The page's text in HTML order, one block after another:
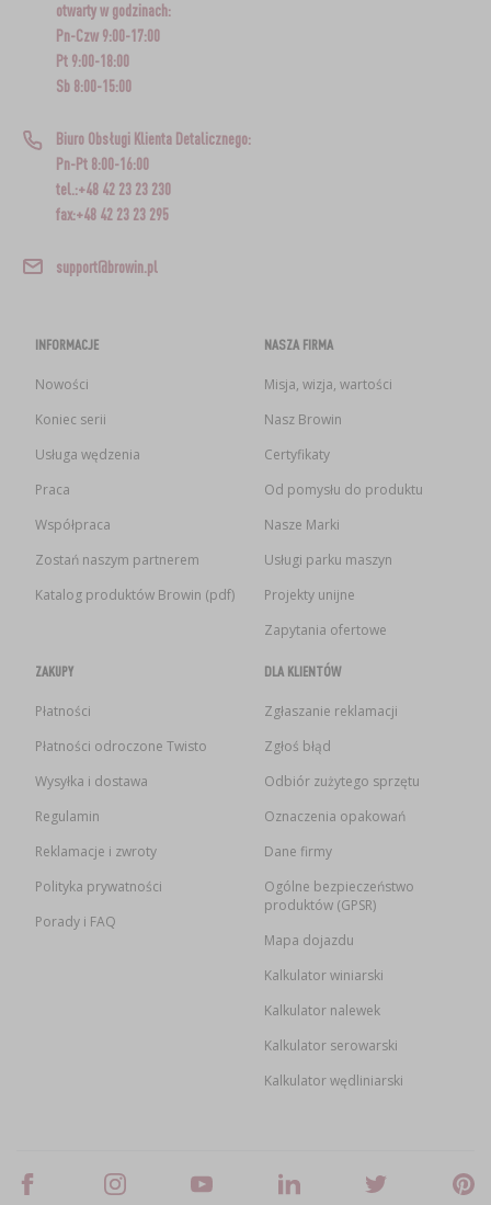
otwarty w godzinach:
Pn-Czw 9:00-17:00
Pt 9:00-18:00
Sb 8:00-15:00
Biuro Obsługi Klienta Detalicznego:
Pn-Pt 8:00-16:00
tel.:+48 42 23 23 230
fax:+48 42 23 23 295
support@browin.pl
INFORMACJE
Nowości
Koniec serii
Usługa wędzenia
Praca
Współpraca
Zostań naszym partnerem
Katalog produktów Browin (pdf)
NASZA FIRMA
Misja, wizja, wartości
Nasz Browin
Certyfikaty
Od pomysłu do produktu
Nasze Marki
Usługi parku maszyn
Projekty unijne
Zapytania ofertowe
ZAKUPY
Płatności
Płatności odroczone Twisto
Wysyłka i dostawa
Regulamin
Reklamacje i zwroty
Polityka prywatności
Porady i FAQ
DLA KLIENTÓW
Zgłaszanie reklamacji
Zgłoś błąd
Odbiór zużytego sprzętu
Oznaczenia opakowań
Dane firmy
Ogólne bezpieczeństwo
produktów (GPSR)
Mapa dojazdu
Kalkulator winiarski
Kalkulator nalewek
Kalkulator serowarski
Kalkulator wędliniarski